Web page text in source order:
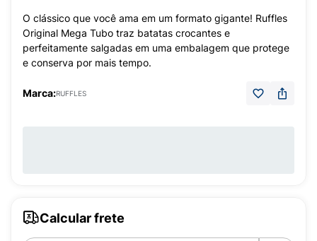
O clássico que você ama em um formato gigante! Ruffles
Original Mega Tubo traz batatas crocantes e
perfeitamente salgadas em uma embalagem que protege
e conserva por mais tempo.
Marca:RUFFLES
Calcular frete